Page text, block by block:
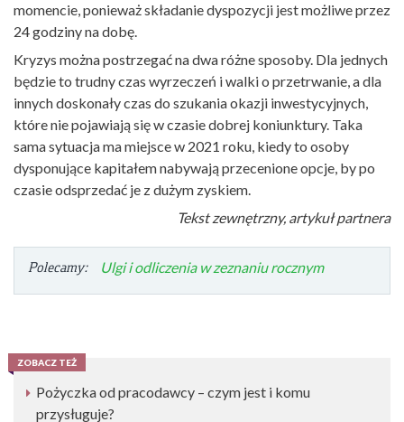
momencie, ponieważ składanie dyspozycji jest możliwe przez
24 godziny na dobę.
Kryzys można postrzegać na dwa różne sposoby. Dla jednych
będzie to trudny czas wyrzeczeń i walki o przetrwanie, a dla
innych doskonały czas do szukania okazji inwestycyjnych,
które nie pojawiają się w czasie dobrej koniunktury. Taka
sama sytuacja ma miejsce w 2021 roku, kiedy to osoby
dysponujące kapitałem nabywają przecenione opcje, by po
czasie odsprzedać je z dużym zyskiem.
Tekst zewnętrzny, artykuł partnera
Polecamy: Ulgi i odliczenia w zeznaniu rocznym
ZOBACZ TEŻ
Pożyczka od pracodawcy – czym jest i komu
przysługuje?